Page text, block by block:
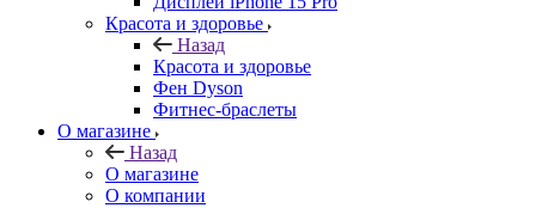
Красота и здоровье
Назад
Красота и здоровье
Фен Dyson
Фитнес-браслеты
О магазине
Назад
О магазине
О компании